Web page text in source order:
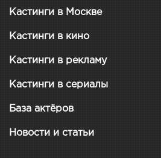
Кастинги в Москве
Кастинги в кино
Кастинги в рекламу
Кастинги в сериалы
База актёров
Новости и статьи